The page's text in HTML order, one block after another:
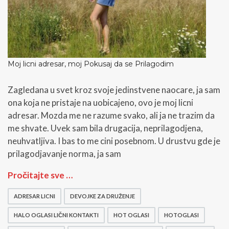
Moj licni adresar, moj Pokusaj da se Prilagodim
Zagledana u svet kroz svoje jedinstvene naocare, ja sam
ona koja ne pristaje na uobicajeno, ovo je moj licni
adresar. Mozda me ne razume svako, ali ja ne trazim da
me shvate. Uvek sam bila drugacija, neprilagodjena,
neuhvatljiva. I bas to me cini posebnom. U drustvu gde je
prilagodjavanje norma, ja sam
M
l
c
Pročitajte sve …
ADRESAR LICNI DEVOJKE ZA DRUŽENJE
HALO OGLASI LIČNI KONTAKTI HOT OGLASI HOTOGLASI